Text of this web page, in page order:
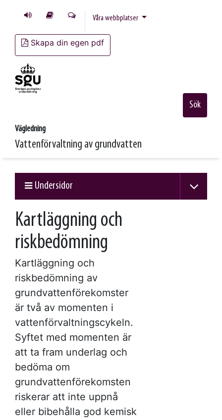
Våra webbplatser
Skapa din egen pdf
Vägledning
Vattenförvaltning av grundvatten
Sök
Undersidor
Kartläggning och
riskbedömning
Kartläggning och
riskbedömning av
grundvattenförekomster
är två av momenten i
vattenförvaltningscykeln.
Syftet med momenten är
att ta fram underlag och
bedöma om
grundvattenförekomsten
riskerar att inte uppnå
eller bibehålla god kemisk